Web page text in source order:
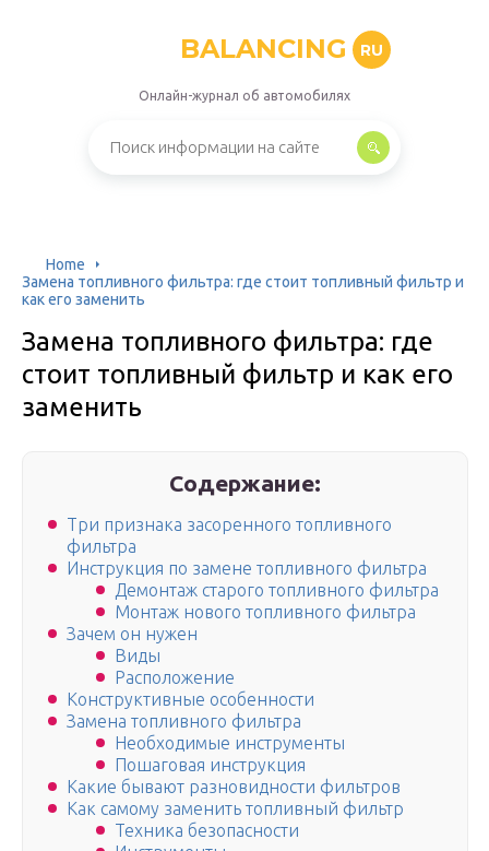
BALANCING RU
Онлайн-журнал об автомобилях
Home
Замена топливного фильтра: где стоит топливный фильтр и
как его заменить
Замена топливного фильтра: где
стоит топливный фильтр и как его
заменить
Содержание:
Три признака засоренного топливного
фильтра
Инструкция по замене топливного фильтра
Демонтаж старого топливного фильтра
Монтаж нового топливного фильтра
Зачем он нужен
Виды
Расположение
Конструктивные особенности
Замена топливного фильтра
Необходимые инструменты
Пошаговая инструкция
Какие бывают разновидности фильтров
Как самому заменить топливный фильтр
Техника безопасности